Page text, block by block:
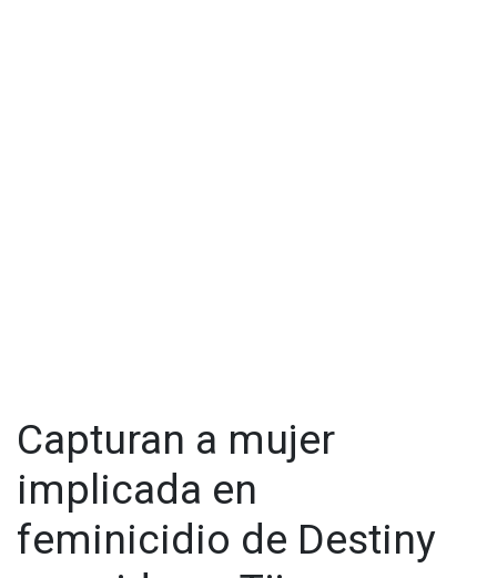
Capturan a mujer
implicada en
feminicidio de Destiny